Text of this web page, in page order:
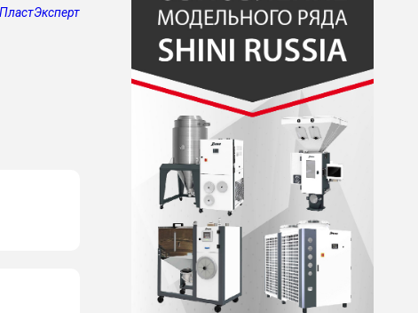
ПластЭксперт